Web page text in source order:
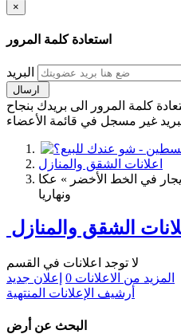
×
استعادة كلمة المرور
البريد
غير مسجل في قائمة الأعضاء
اعلانات الشقق والمنازل
في الخط الأخضر » عكا
ونهاريا
الشقق والمنازل
لا توجد اعلانات في القسم
المزيد من الاعلانات 0 إعلان جديد
أرشيف الإعلانات المنتهية
البحث عن أرض